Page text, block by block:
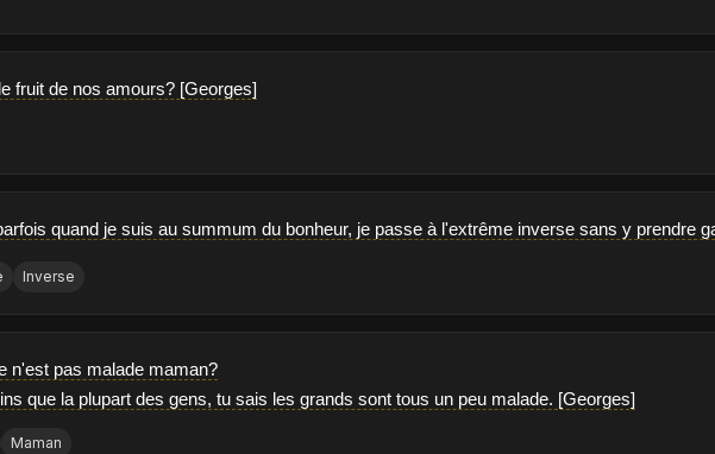
fruit de nos amours? [Georges]
quand je suis au summum du bonheur, je passe à l'extrême inverse sans y prendre
Inverse
n'est pas malade maman?
que la plupart des gens, tu sais les grands sont tous un peu malade. [Georges]
Maman